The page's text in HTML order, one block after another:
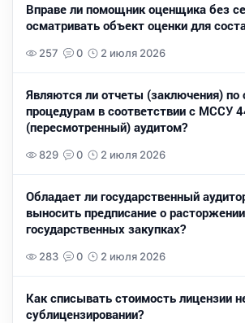
Вправе ли помощник оценщика без
осматривать объект оценки для
257 0 2 июля 2026
Являются ли отчеты (заключения) по
процедурам в соответствии с МССУ
(пересмотренный) аудитом?
829 0 2 июля 2026
Обладает ли государственный
выносить предписание о
государственных закупках?
283 0 2 июля 2026
Как списывать стоимость лицензии
сублицензировании?